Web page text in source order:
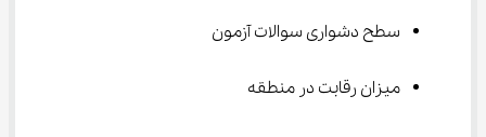
سطح دشواری سوالات آزمون
میزان رقابت در منطقه